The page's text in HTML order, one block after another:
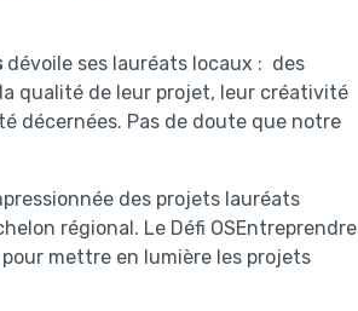
dévoile ses lauréats locaux : des
qualité de leur projet, leur créativité
décernées. Pas de doute que notre
des projets lauréats
régional. Le Défi OSEntreprendre
mettre en lumière les projets